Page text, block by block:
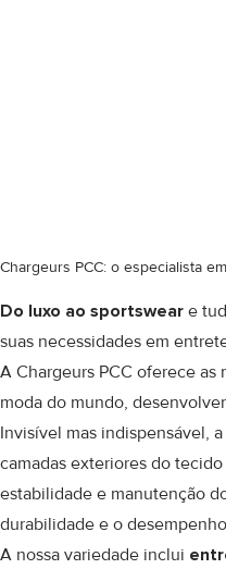
Chargeurs PCC: o especialista
Do luxo ao sportswear e
suas necessidades em
A Chargeurs PCC oferece
moda do mundo,
Invisível mas indispensável,
camadas exteriores do
estabilidade e manutenção
durabilidade e o
A nossa variedade inclui